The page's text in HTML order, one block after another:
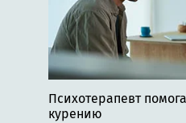
Психотерапевт
курению